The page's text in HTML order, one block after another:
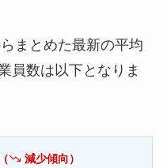
まとめた最新の平均
員数は以下となりま
（ 減少傾向）